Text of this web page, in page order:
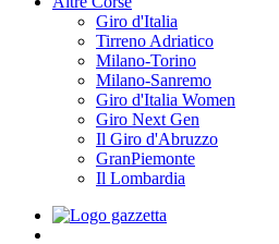
Giro d'Italia
Tirreno Adriatico
Milano-Torino
Milano-Sanremo
Giro d'Italia Women
Giro Next Gen
Il Giro d'Abruzzo
GranPiemonte
Il Lombardia